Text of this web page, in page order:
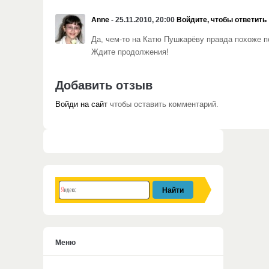
Anne - 25.11.2010, 20:00 Войдите, чтобы ответить
Да, чем-то на Катю Пушкарёву правда похоже
Ждите продолжения!
Добавить отзыв
Войди на сайт чтобы оставить комментарий.
Меню